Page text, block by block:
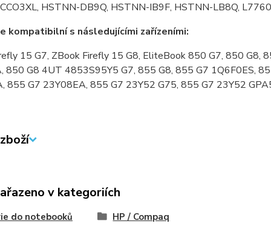
CCO3XL, HSTNN-DB9Q, HSTNN-IB9F, HSTNN-LB8Q,
kompatibilní s následujícími zařízeními:
15 G7, ZBook Firefly 15 G8, EliteBook 850 G7, 850
850 G8 4UT 4853S95Y5 G7, 855 G8, 855 G7 1Q6F0ES,
855 G7 23Y08EA, 855 G7 23Y52 G75, 855 G7 23Y52
v kategoriích
do notebooků HP / Compaq